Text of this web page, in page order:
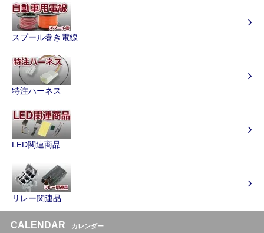
スプール巻き電線
特注ハーネス
LED関連商品
リレー関連品
CALENDAR カレンダー